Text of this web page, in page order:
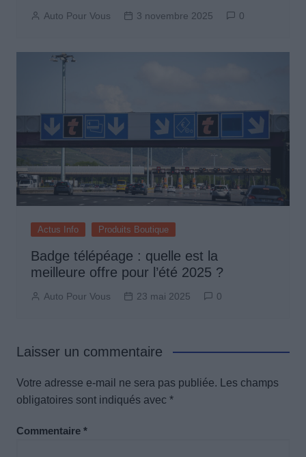
Auto Pour Vous 3 novembre 2025 0
Actus Info Produits Boutique
Badge télépéage : quelle est la
meilleure offre pour l’été 2025 ?
Auto Pour Vous 23 mai 2025 0
Laisser un commentaire
Votre adresse e-mail ne sera pas publiée.
Les champs
obligatoires sont indiqués avec *
Commentaire *